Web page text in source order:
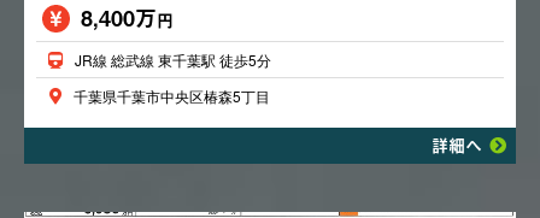
8,400万円
JR線 総武線 東千葉駅 徒歩5分
千葉県千葉市中央区椿森5丁目
詳細へ